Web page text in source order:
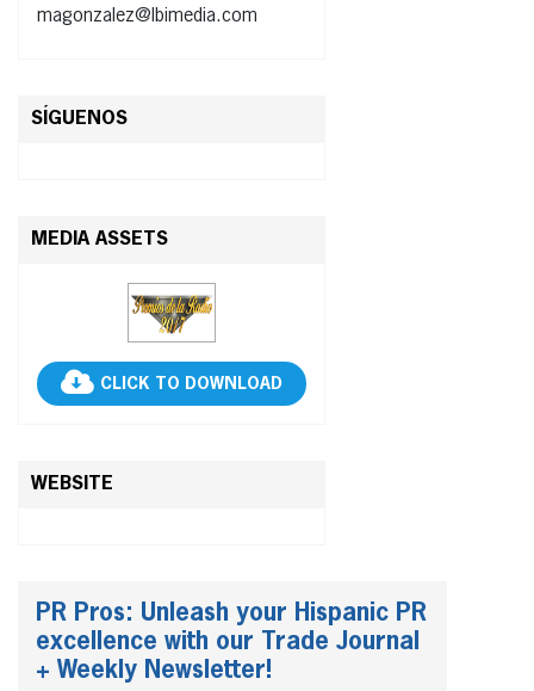
magonzalez@lbimedia.com
SÍGUENOS
MEDIA ASSETS
CLICK TO DOWNLOAD
WEBSITE
PR Pros: Unleash your Hispanic PR
excellence with our Trade Journal
+ Weekly Newsletter!